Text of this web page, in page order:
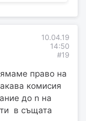
10.04.19
14:50
#19
право на
комисия
до n на
в същата